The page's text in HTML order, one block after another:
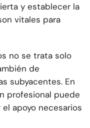
y establecer la
vitales para
no se trata solo
de
subyacentes. En
profesional puede
apoyo necesarios